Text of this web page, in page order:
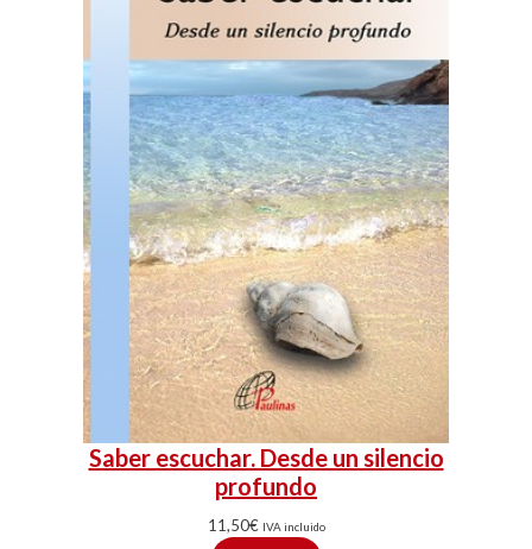
Saber escuchar. Desde un silencio
profundo
11,50€ IVA incluido